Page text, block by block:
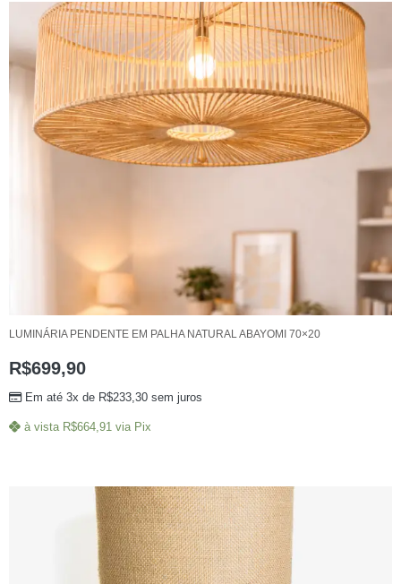
LUMINÁRIA PENDENTE EM PALHA NATURAL ABAYOMI 70×20
R$699,90
Em até 3x de R$233,30 sem juros
à vista R$664,91 via Pix